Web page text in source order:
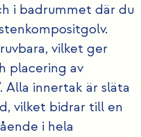
i badrummet där du
vilket ger
placering av
Alla innertak är släta
vilket bidrar till en
i hela